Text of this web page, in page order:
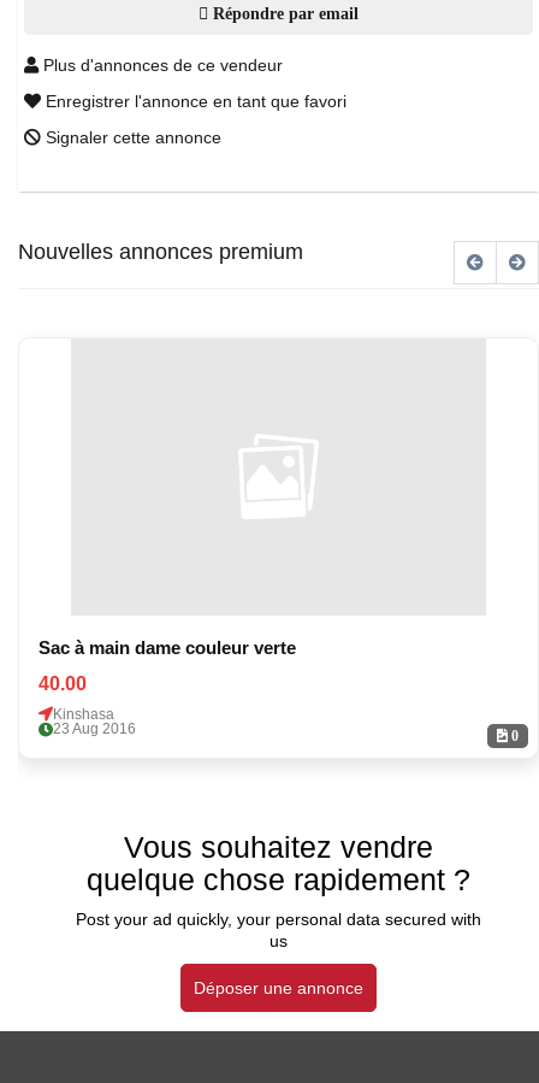
Répondre par email
Plus d'annonces de ce vendeur
Enregistrer l'annonce en tant que favori
Signaler cette annonce
Nouvelles annonces premium
0
Sac à main dame couleur verte
40.00
Kinshasa
23 Aug 2016
Vous souhaitez vendre
quelque chose rapidement ?
Post your ad quickly, your personal data secured with
us
Déposer une annonce